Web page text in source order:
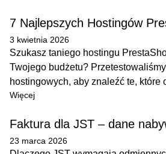
7 Najlepszych Hostingów
3 kwietnia 2026
Szukasz taniego hostingu
Twojego budżetu?
hostingowych, aby znaleźć te, które
Więcej
Faktura dla JST – dane
23 marca 2026